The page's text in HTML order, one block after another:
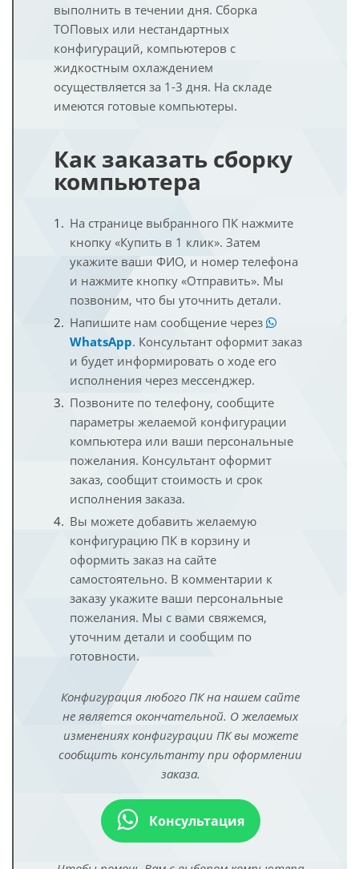
выполнить в течении дня. Сборка
ТОПовых или нестандартных
конфигураций, компьютеров с
жидкостным охлаждением
осуществляется за 1-3 дня. На складе
имеются готовые компьютеры.
Как заказать сборку
компьютера
На странице выбранного ПК нажмите
кнопку «Купить в 1 клик». Затем
укажите ваши ФИО, и номер телефона
и нажмите кнопку «Отправить». Мы
позвоним, что бы уточнить детали.
Напишите нам сообщение через
WhatsApp. Консультант оформит заказ
и будет информировать о ходе его
исполнения через мессенджер.
Позвоните по телефону, сообщите
параметры желаемой конфигурации
компьютера или ваши персональные
пожелания. Консультант оформит
заказ, сообщит стоимость и срок
исполнения заказа.
Вы можете добавить желаемую
конфигурацию ПК в корзину и
оформить заказ на сайте
самостоятельно. В комментарии к
заказу укажите ваши персональные
пожелания. Мы с вами свяжемся,
уточним детали и сообщим по
готовности.
Конфигурация любого ПК на нашем сайте
не является окончательной. О желаемых
изменениях конфигурации ПК вы можете
сообщить консультанту при оформлении
заказа.
Консультация